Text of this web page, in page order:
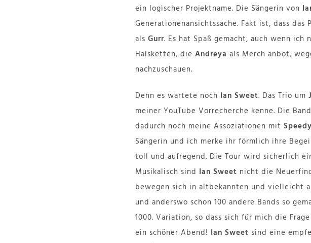
ein logischer Projektname. Die Sängerin von
Generationenansichtssache. Fakt ist, dass das
als Gurr. Es hat Spaß gemacht, auch wenn
Halsketten, die Andreya als Merch anbot,
nachzuschauen.
Denn es wartete noch Ian Sweet. Das Trio um
meiner YouTube Vorrecherche kenne. Die
dadurch noch meine Assoziationen mit
Sängerin und ich merke ihr förmlich ihre
toll und aufregend. Die Tour wird sicherlich
Musikalisch sind Ian Sweet nicht die
bewegen sich in altbekannten und vielleicht
und anderswo schon 100 andere Bands so
1000. Variation, so dass sich für mich die
ein schöner Abend! Ian Sweet sind eine